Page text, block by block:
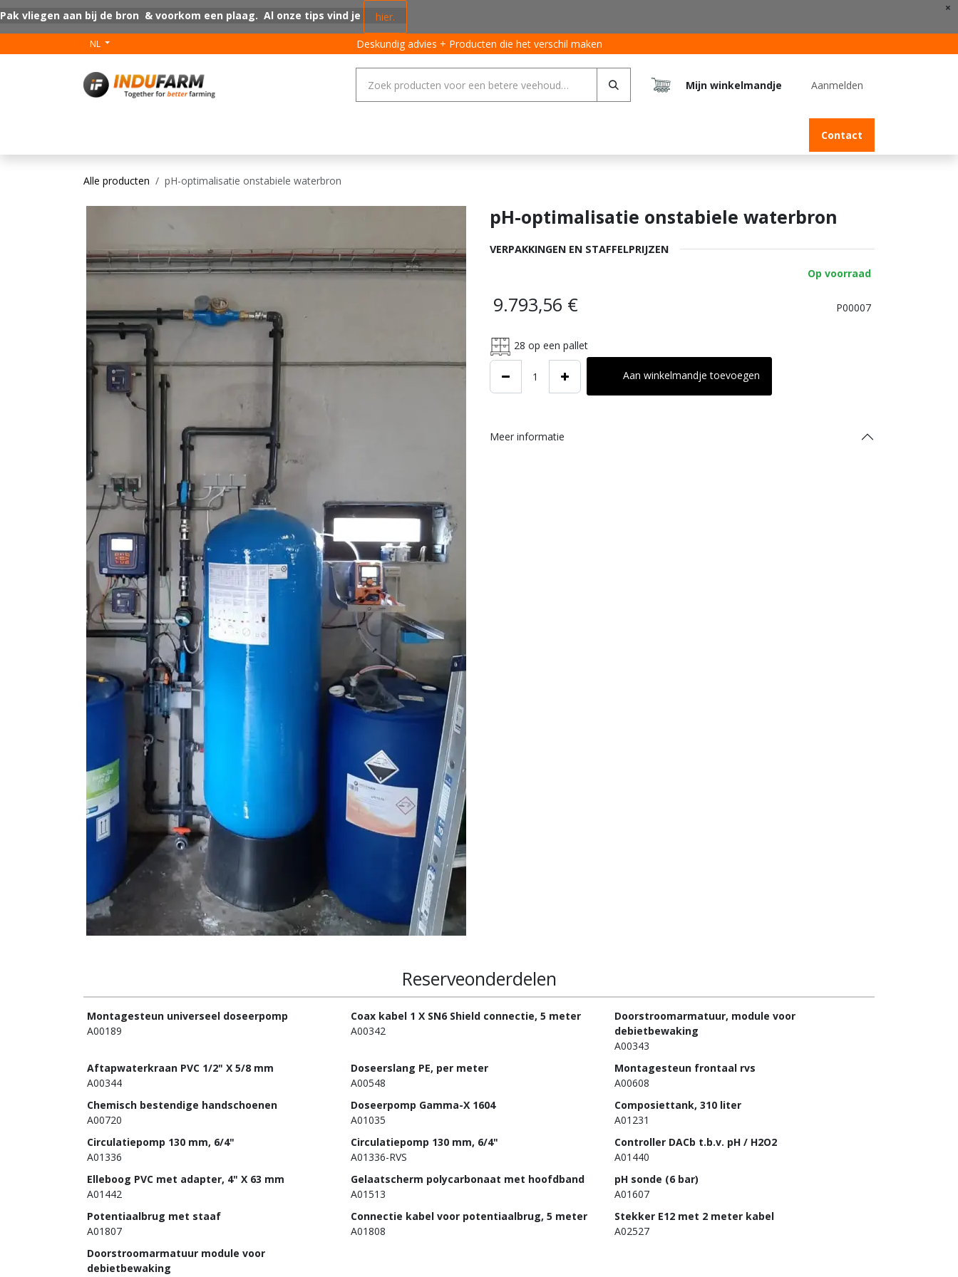
×
Pak vliegen aan bij de bron & voorkom een plaag. Al onze tips vind je hier.
NL Deskundig advies + Producten die het verschil maken
Mijn winkelmandje Aanmelden
Contact
Alle producten pH-optimalisatie onstabiele waterbron
pH-optimalisatie onstabiele waterbron
VERPAKKINGEN EN STAFFELPRIJZEN
Op voorraad
9.793,56 € P00007
28 op een pallet
Aan winkelmandje toevoegen
Meer informatie
Reserveonderdelen
Montagesteun universeel doseerpomp
A00189
Coax kabel 1 X SN6 Shield connectie, 5 meter
A00342
Doorstroomarmatuur, module voor
debietbewaking
A00343
Aftapwaterkraan PVC 1/2" X 5/8 mm
A00344
Doseerslang PE, per meter
A00548
Montagesteun frontaal rvs
A00608
Chemisch bestendige handschoenen
A00720
Doseerpomp Gamma-X 1604
A01035
Composiettank, 310 liter
A01231
Circulatiepomp 130 mm, 6/4"
A01336
Circulatiepomp 130 mm, 6/4"
A01336-RVS
Controller DACb t.b.v. pH / H2O2
A01440
Elleboog PVC met adapter, 4" X 63 mm
A01442
Gelaatscherm polycarbonaat met hoofdband
A01513
pH sonde (6 bar)
A01607
Potentiaalbrug met staaf
A01807
Connectie kabel voor potentiaalbrug, 5 meter
A01808
Stekker E12 met 2 meter kabel
A02527
Doorstroomarmatuur module voor
debietbewaking